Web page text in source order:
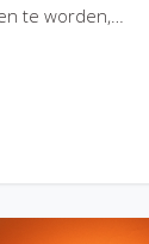
te worden,…